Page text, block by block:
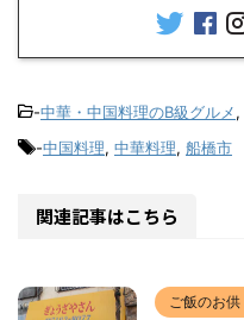
-中華・中国料理のB級グルメ,
-中国料理, 中華料理, 船橋市
関連記事はこちら
ご飯のお